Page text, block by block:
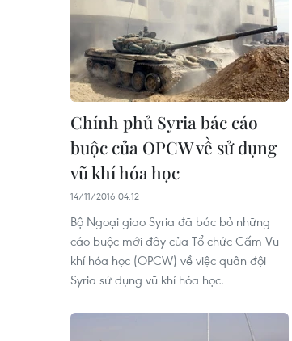
Chính phủ Syria bác cáo
buộc của OPCW về sử dụng
vũ khí hóa học
14/11/2016 04:12
Bộ Ngoại giao Syria đã bác bỏ những
cáo buộc mới đây của Tổ chức Cấm Vũ
khí hóa học (OPCW) về việc quân đội
Syria sử dụng vũ khí hóa học.